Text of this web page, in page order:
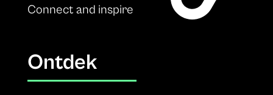
Connect and inspire
Ontdek